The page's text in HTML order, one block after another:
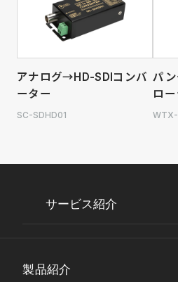
アナログ→HD-SDIコンバ
ーター
SC-SDHD01
パ
ロ
サービス紹介
DX・店舗ソリューショ
製品紹介